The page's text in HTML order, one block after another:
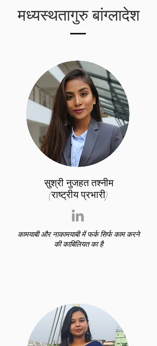
मध्यस्थतागुरु बांग्लादेश
सुश्री नुजहत तश्नीम
(राष्ट्रीय प्रभारी)
कामयाबी और नाकामयाबी में फर्क सिर्फ काम करने
की काबिलियत का है